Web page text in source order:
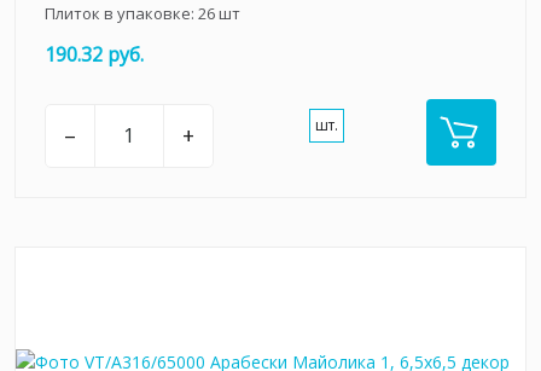
Плиток в упаковке: 26шт
190.32 руб.
– + шт.